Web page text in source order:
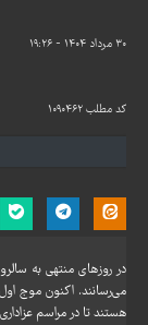
۳۰ مرداد ۱۴۰۴ - ۱۹:۲۶
کد مطلب ۱۰۹۰۴۶۲
در روزهای منتهی به
می‌رسانند. اکنون موج اول
هستند تا در مراسم